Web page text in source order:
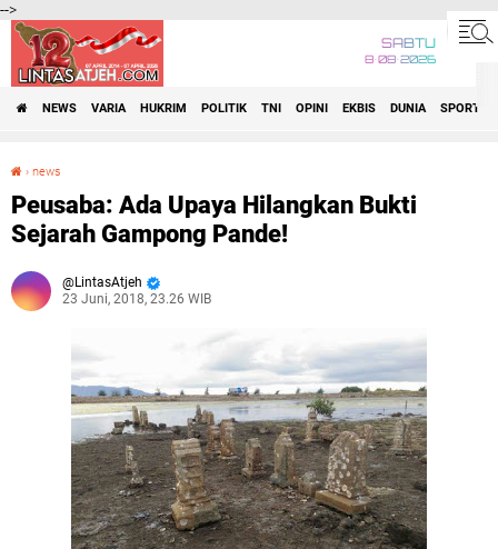
-->
SABTU
8•08•2026
NEWS VARIA HUKRIM POLITIK TNI OPINI EKBIS DUNIA SPORT
› news
Peusaba: Ada Upaya Hilangkan Bukti
Sejarah Gampong Pande!
LintasAtjeh
23 Juni, 2018, 23.26 WIB